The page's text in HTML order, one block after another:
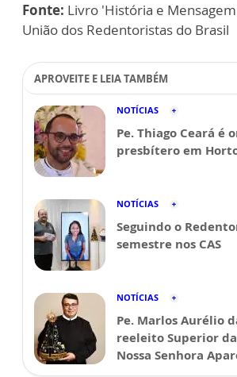
Fonte: Livro 'História e
União dos Redentoristas do Brasil
APROVEITE E LEIA TAMBÉM
NOTÍCIAS
Pe. Thiago Ceará é
presbítero em
NOTÍCIAS
Seguindo o
semestre nos CAS
NOTÍCIAS
Pe. Marlos Aurélio
reeleito Superior
Nossa Senhora